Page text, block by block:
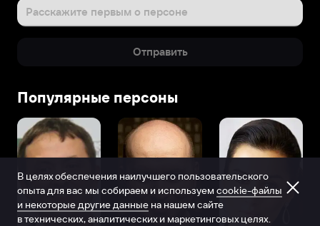
Расскажите первым о персоне
Отправить
Популярные персоны
В целях обеспечения наилучшего пользовательского
опыта для вас мы собираем и используем cookie-файлы
и некоторые другие данные на нашем сайте
в технических, аналитических и маркетинговых целях.